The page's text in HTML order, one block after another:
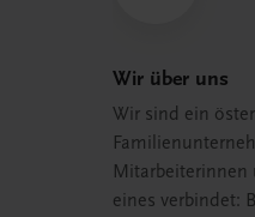
Wir über uns
Wir sind ein
Mitarbeiterinnen
eines verbindet: